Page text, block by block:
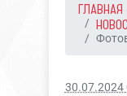
ГЛАВНАЯ
30.07.2024